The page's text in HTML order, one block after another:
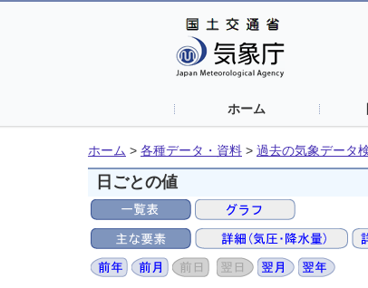
ホーム
ホーム > 各種データ・資料 > 過去の気象データ
日ごとの値